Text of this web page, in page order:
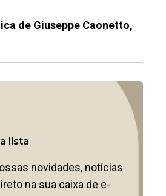
de Giuseppe Caonetto,
lista
novidades, notícias
na sua caixa de e-